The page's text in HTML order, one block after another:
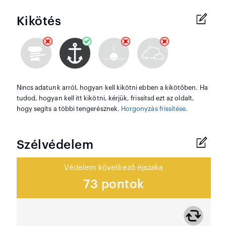
Kikötés
Nincs adatunk arról, hogyan kell kikötni ebben a kikötőben. Ha
tudod, hogyan kell itt kikötni, kérjük, frissítsd ezt az oldalt,
hogy segíts a többi tengerésznek. Horgonyzás frissítése.
Szélvédelem
Védelem következő éjszaka
73 pontok